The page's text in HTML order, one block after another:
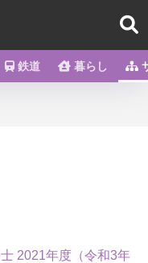
鉄道 暮らし
2021年度（令和3年